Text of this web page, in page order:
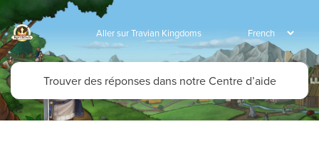
Aller sur Travian Kingdoms